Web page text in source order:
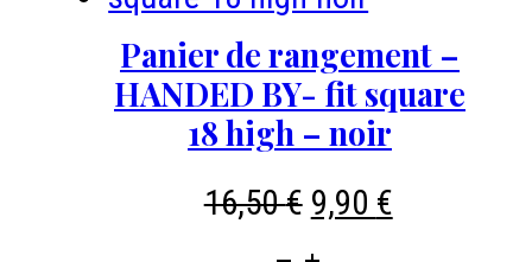
rangement
Fit
big
open
basket
Panier de rangement –
HANDED BY- fit square
18 high – noir
16,50€ Le
prix
9,90 €Le